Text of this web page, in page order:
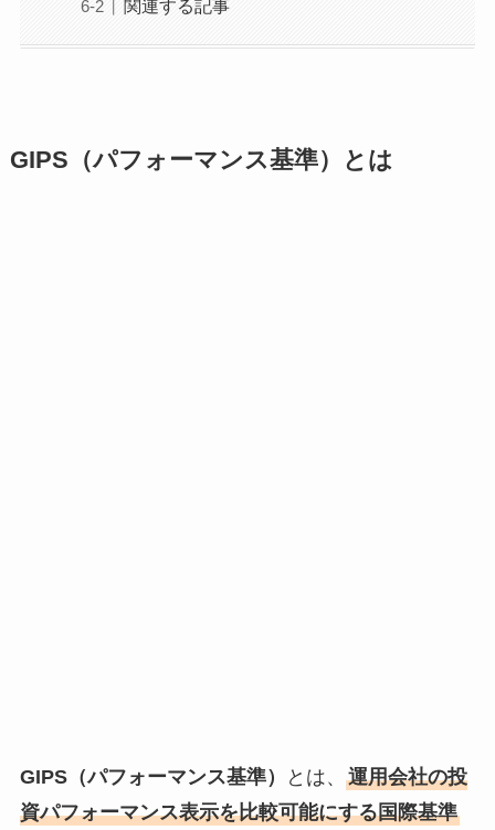
関連する記事
GIPS（パフォーマンス基準）とは
GIPS（パフォーマンス基準） とは、 運用会社の投
資パフォーマンス表示を比較可能にする国際基準